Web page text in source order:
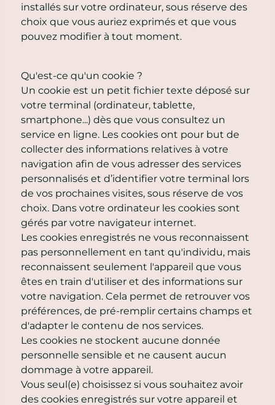
installés sur votre ordinateur, sous réserve des
choix que vous auriez exprimés et que vous
pouvez modifier à tout moment.
Qu'est-ce qu'un cookie ?
Un cookie est un petit fichier texte déposé sur
votre terminal (ordinateur, tablette,
smartphone...) dès que vous consultez un
service en ligne. Les cookies ont pour but de
collecter des informations relatives à votre
navigation afin de vous adresser des services
personnalisés et d’identifier votre terminal lors
de vos prochaines visites, sous réserve de vos
choix. Dans votre ordinateur les cookies sont
gérés par votre navigateur internet.
Les cookies enregistrés ne vous reconnaissent
pas personnellement en tant qu'individu, mais
reconnaissent seulement l'appareil que vous
êtes en train d'utiliser et des informations sur
votre navigation. Cela permet de retrouver vos
préférences, de pré-remplir certains champs et
d'adapter le contenu de nos services.
Les cookies ne stockent aucune donnée
personnelle sensible et ne causent aucun
dommage à votre appareil.
Vous seul(e) choisissez si vous souhaitez avoir
des cookies enregistrés sur votre appareil et